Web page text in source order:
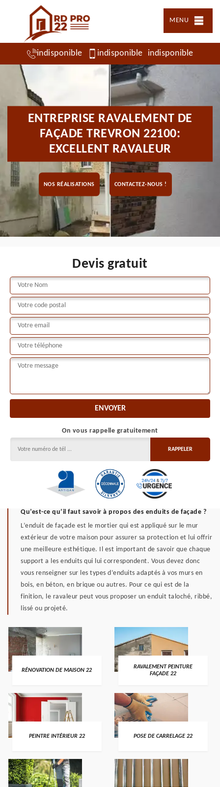
MENU
indisponible indisponible indisponible
ENTREPRISE RAVALEMENT DE
FAÇADE TREVRON 22100:
EXCELLENT RAVALEUR
NOS RÉALISATIONS CONTACTEZ-NOUS !
Devis gratuit
On vous rappelle gratuitement
Qu’est-ce qu’il faut savoir à propos des enduits de façade ?
L’enduit de façade est le mortier qui est appliqué sur le mur
extérieur de votre maison pour assurer sa protection et lui offrir
une meilleure esthétique. Il est important de savoir que chaque
support a les enduits qui lui correspondent. Vous devez donc
vous renseigner sur les types d’enduits adaptés à vos murs en
bois, en béton, en brique ou autres. Pour ce qui est de la
finition, le ravaleur peut vous proposer un enduit taloché, ribbé,
lissé ou projeté.
RÉNOVATION DE MAISON 22
RAVALEMENT PEINTURE
FAÇADE 22
PEINTRE INTÉRIEUR 22 POSE DE CARRELAGE 22